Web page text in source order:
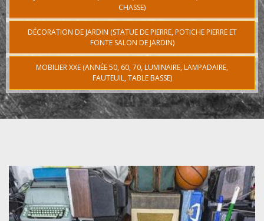
CHASSE)
DÉCORATION DE JARDIN (STATUE DE PIERRE, POTICHE PIERRE ET
FONTE SALON DE JARDIN)
MOBILIER XXE (ANNÉE 50, 60, 70, LUMINAIRE, LAMPADAIRE,
FAUTEUIL, TABLE BASSE)